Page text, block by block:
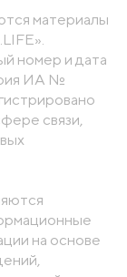
материалы
номер и дата
ИА №
связи,
на основе